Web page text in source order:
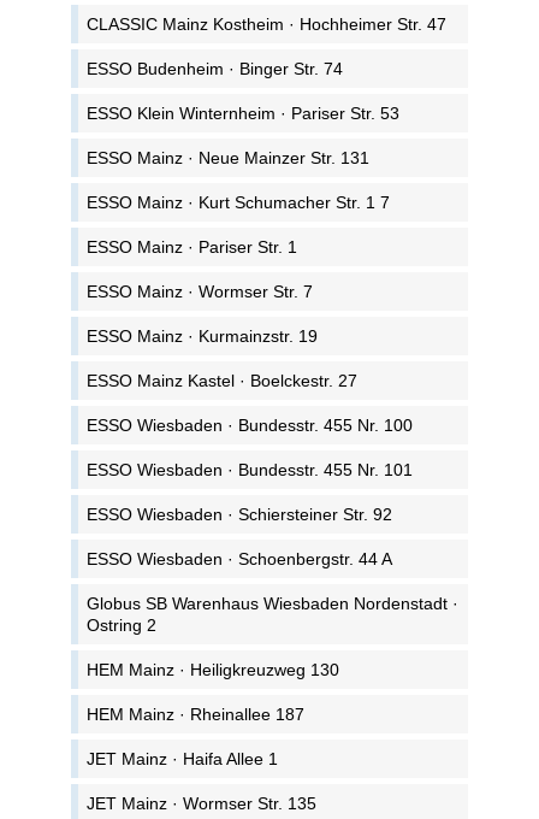
CLASSIC Mainz Kostheim · Hochheimer Str. 47
ESSO Budenheim · Binger Str. 74
ESSO Klein Winternheim · Pariser Str. 53
ESSO Mainz · Neue Mainzer Str. 131
ESSO Mainz · Kurt Schumacher Str. 1 7
ESSO Mainz · Pariser Str. 1
ESSO Mainz · Wormser Str. 7
ESSO Mainz · Kurmainzstr. 19
ESSO Mainz Kastel · Boelckestr. 27
ESSO Wiesbaden · Bundesstr. 455 Nr. 100
ESSO Wiesbaden · Bundesstr. 455 Nr. 101
ESSO Wiesbaden · Schiersteiner Str. 92
ESSO Wiesbaden · Schoenbergstr. 44 A
Globus SB Warenhaus Wiesbaden Nordenstadt ·
Ostring 2
HEM Mainz · Heiligkreuzweg 130
HEM Mainz · Rheinallee 187
JET Mainz · Haifa Allee 1
JET Mainz · Wormser Str. 135